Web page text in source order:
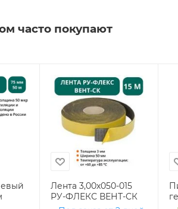
часто покупают
Лента 3,00х050-015
РУ-ФЛЕКС ВЕНТ-СК